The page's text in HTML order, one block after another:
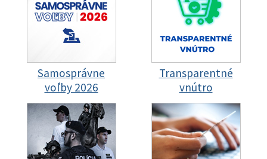
Samosprávne
voľby 2026
Transparentné
vnútro